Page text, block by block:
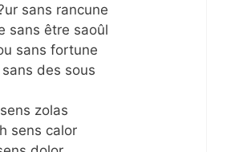
sans rancune
sans être saoûl
sans fortune
des sous
zolas
sens calor